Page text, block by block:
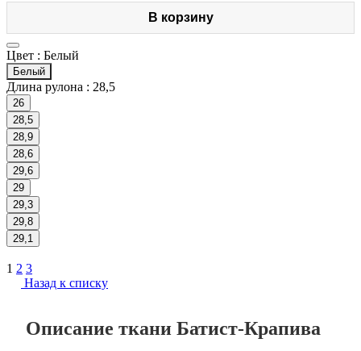
В корзину
Цвет : Белый
Белый
Длина рулона : 28,5
26
28,5
28,9
28,6
29,6
29
29,3
29,8
29,1
1 2 3
Назад к списку
Описание ткани Батист-Крапива